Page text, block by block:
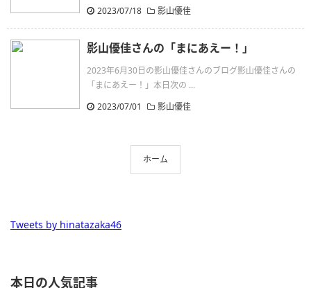
2023/07/18
影山優佳
影山優佳さんの「まにあえー！」
2023年6月30日の影山優佳さんのブログ影山優佳さんの
「まにあえー！」本日次の ...
2023/07/01
影山優佳
ホーム
Tweets by hinatazaka46
本日の人気記事